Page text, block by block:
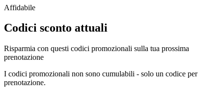
Affidabile
Codici sconto attuali
Risparmia con questi codici promozionali sulla tua prossima
prenotazione
I codici promozionali non sono cumulabili - solo un codice per
prenotazione.